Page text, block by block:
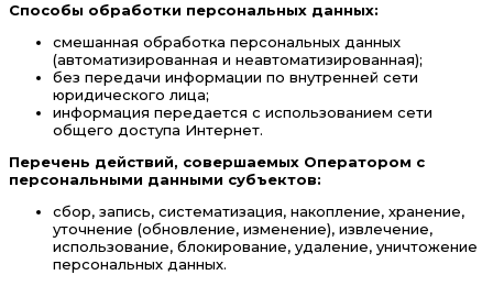
Способы обработки персональных данных:
смешанная обработка персональных данных
(автоматизированная и неавтоматизированная);
без передачи информации по внутренней сети
юридического лица;
информация передается с использованием сети
общего доступа Интернет.
Перечень действий, совершаемых Оператором с
персональными данными субъектов:
сбор, запись, систематизация, накопление, хранение,
уточнение (обновление, изменение), извлечение,
использование, блокирование, удаление, уничтожение
персональных данных.